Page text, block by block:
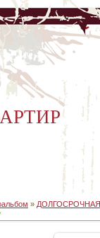
»